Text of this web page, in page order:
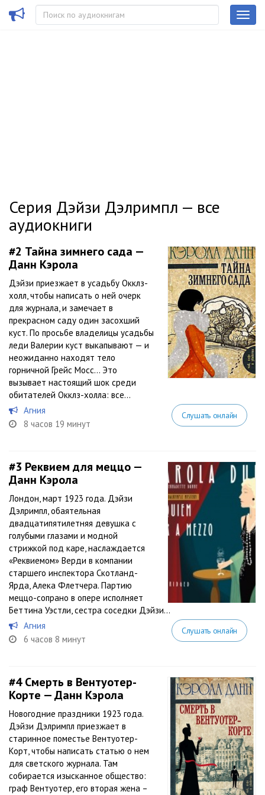
Серия Дэйзи Дэлримпл — все
аудиокниги
#2 Тайна зимнего сада —
Данн Кэрола
Дэйзи приезжает в усадьбу Окклз-
холл, чтобы написать о ней очерк
для журнала, и замечает в
прекрасном саду один засохший
куст. По просьбе владелицы усадьбы
леди Валерии куст выкапывают — и
неожиданно находят тело
горничной Грейс Мосс… Это
вызывает настоящий шок среди
обитателей Окклз-холла: все...
Агния
8 часов 19 минут
Слушать онлайн
#3 Реквием для меццо —
Данн Кэрола
Лондон, март 1923 года. Дэйзи
Дэлримпл, обаятельная
двадцатипятилетняя девушка с
голубыми глазами и модной
стрижкой под каре, наслаждается
«Реквиемом» Верди в компании
старшего инспектора Скотланд-
Ярда, Алека Флетчера. Партию
меццо-сопрано в опере исполняет
Беттина Уэстли, сестра соседки Дэйзи...
Агния
6 часов 8 минут
Слушать онлайн
#4Смерть в Вентуотер-
Корте — Данн Кэрола
Новогодние праздники 1923 года.
Дэйзи Дэлримпл приезжает в
старинное поместье Вентуотер-
Корт, чтобы написать статью о нем
для светского журнала. Там
собирается изысканное общество:
граф Вентуотер, его вторая жена –